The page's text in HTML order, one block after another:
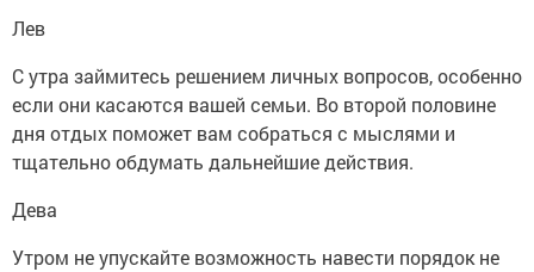
Лев
С утра займитесь решением личных вопросов, особенно
если они касаются вашей семьи. Во второй половине
дня отдых поможет вам собраться с мыслями и
тщательно обдумать дальнейшие действия.
Дева
Утром не упускайте возможность навести порядок не